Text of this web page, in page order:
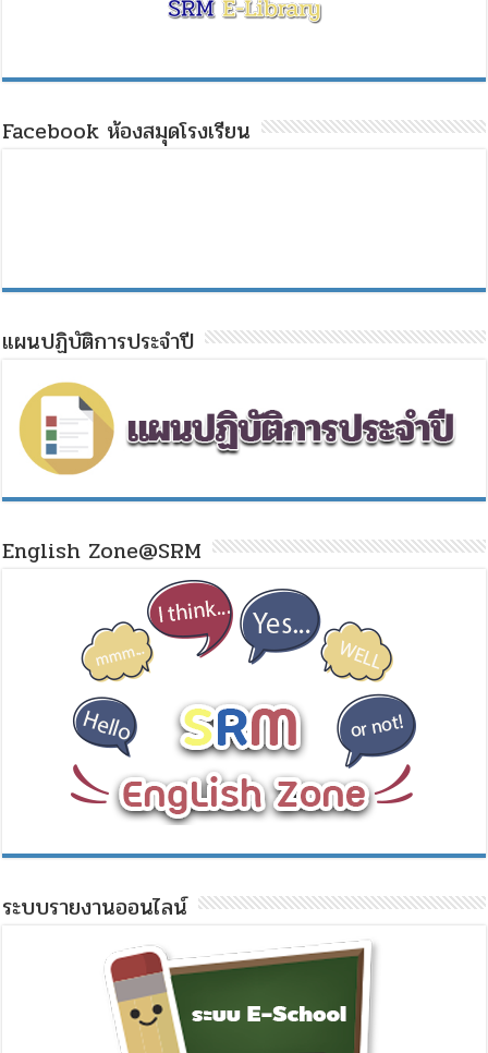
Facebook ห้องสมุดโรงเรียน
แผนปฏิบัติการประจำปี
English Zone@SRM
ระบบรายงานออนไลน์